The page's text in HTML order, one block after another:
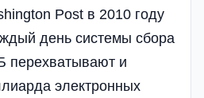
Post в 2010 году
день системы сбора
перехватывают и
электронных